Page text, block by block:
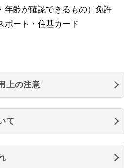
年齢が確認できるもの）免許
ポート・住基カード
上の注意
て